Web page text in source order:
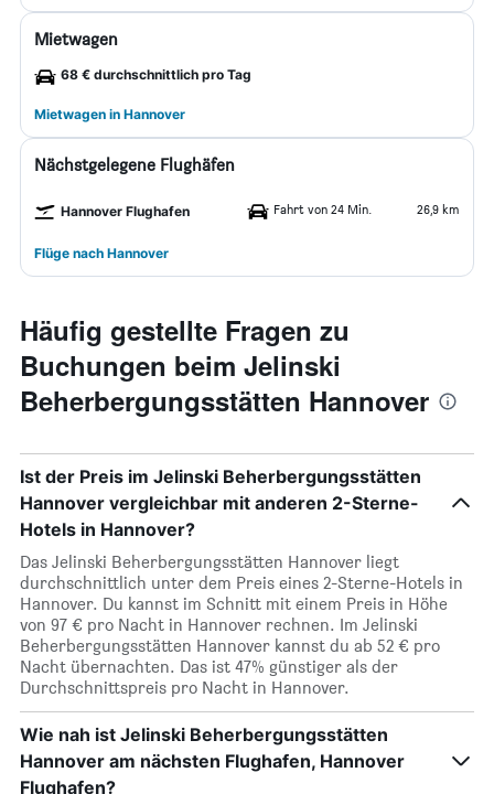
Mietwagen
68 € durchschnittlich pro Tag
Mietwagen in Hannover
Nächstgelegene Flughäfen
Hannover Flughafen Fahrt von 24 Min. 26,9 km
Flüge nach Hannover
Häufig gestellte Fragen zu
Buchungen beim Jelinski
Beherbergungsstätten Hannover
Ist der Preis im Jelinski Beherbergungsstätten
Hannover vergleichbar mit anderen 2-Sterne-
Hotels in Hannover?
Das Jelinski Beherbergungsstätten Hannover liegt
durchschnittlich unter dem Preis eines 2-Sterne-Hotels in
Hannover. Du kannst im Schnitt mit einem Preis in Höhe
von 97 € pro Nacht in Hannover rechnen. Im Jelinski
Beherbergungsstätten Hannover kannst du ab 52 € pro
Nacht übernachten. Das ist 47% günstiger als der
Durchschnittspreis pro Nacht in Hannover.
Wie nah ist Jelinski Beherbergungsstätten
Hannover am nächsten Flughafen, Hannover
Flughafen?